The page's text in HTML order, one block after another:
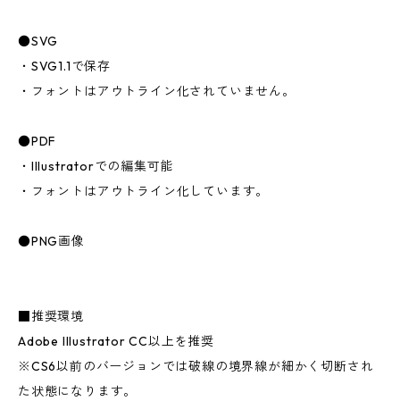
●SVG
・SVG1.1で保存
・フォントはアウトライン化されていません。
●PDF
・Illustratorでの編集可能
・フォントはアウトライン化しています。
●PNG画像
■推奨環境
Adobe Illustrator CC以上を推奨
※CS6以前のバージョンでは破線の境界線が細かく切断され
た状態になります。